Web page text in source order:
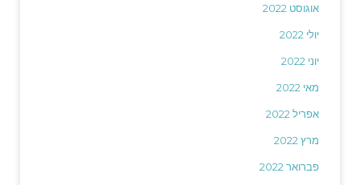
אוגוסט 2022
יולי 2022
יוני 2022
מאי 2022
אפריל 2022
מרץ 2022
פברואר 2022